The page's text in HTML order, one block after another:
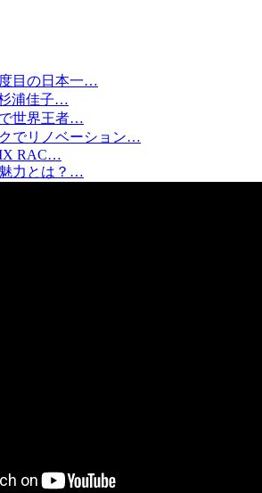
目の日本一…
浦佳子…
世界王者…
でリノベーション…
RAC…
力とは？…